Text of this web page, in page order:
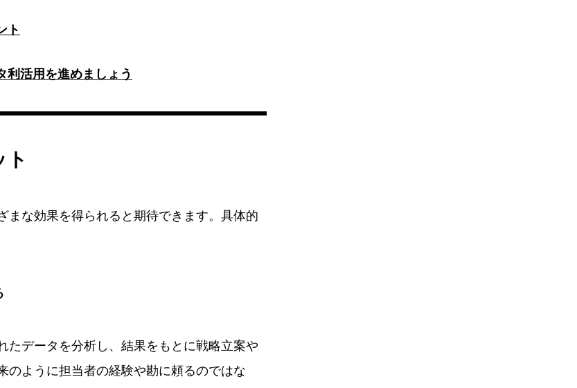
ト
利活用を進めましょう
ト
まな効果を得られると期待できます。具体的
たデータを分析し、結果をもとに戦略立案や
のように担当者の経験や勘に頼るのではな